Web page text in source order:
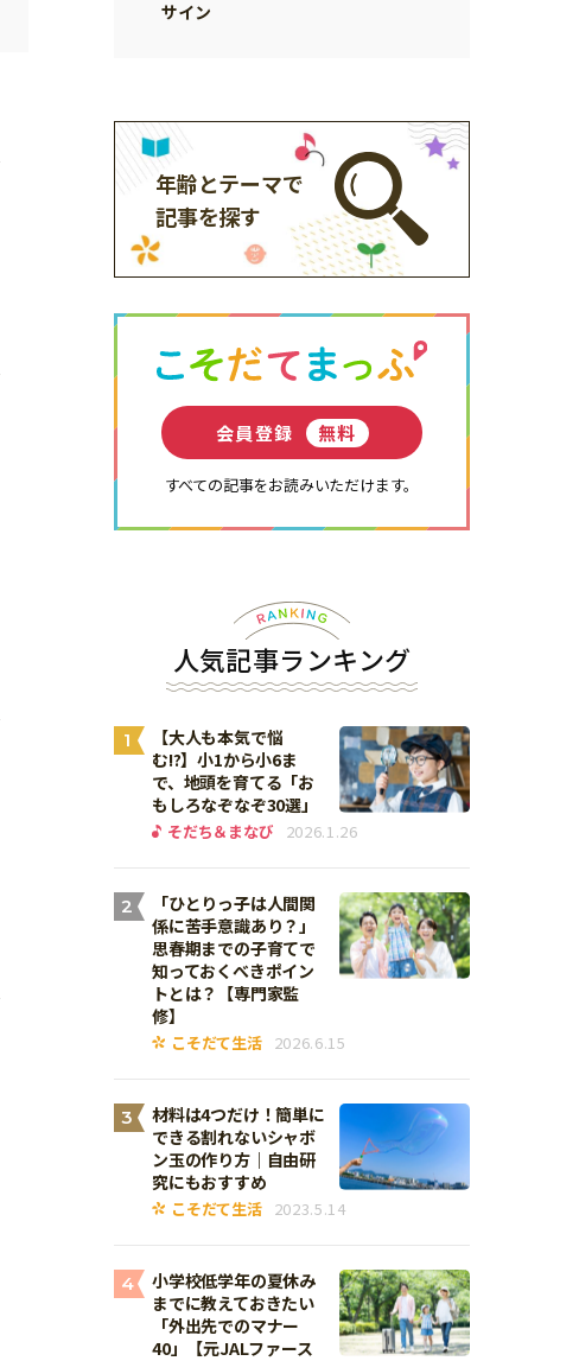
サイン
年齢とテーマで
記事を探す
会員登録 無料
すべての記事をお読みいただけます。
人気記事ランキング
1
【大人も本気で悩
む!?】小1から小6ま
で、地頭を育てる「お
もしろなぞなぞ30選」
そだち＆まなび 2026.1.26
2
「ひとりっ子は人間関
係に苦手意識あり？」
思春期までの子育てで
知っておくべきポイン
トとは？【専門家監
修】
こそだて生活 2026.6.15
3
材料は4つだけ！簡単に
できる割れないシャボ
ン玉の作り方｜自由研
究にもおすすめ
こそだて生活 2023.5.14
4
小学校低学年の夏休み
までに教えておきたい
「外出先でのマナー
40」【元JALファース